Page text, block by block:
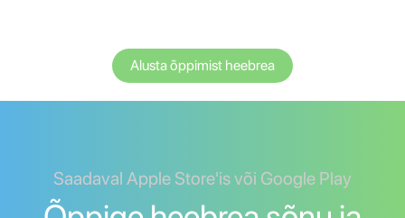
Alusta õppimist heebrea
Saadaval Apple Store'is või Google Play